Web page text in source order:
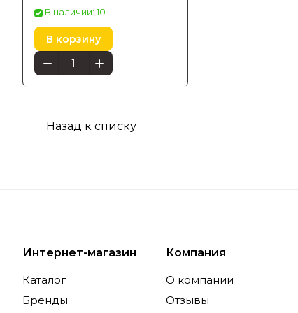
В наличии: 10
В корзину
Назад к списку
Интернет-магазин
Каталог
Бренды
Компания
О компании
Отзывы